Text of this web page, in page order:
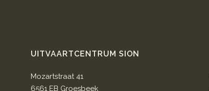
UITVAARTCENTRUM SION
Mozartstraat 41
6561 EB Groesbeek